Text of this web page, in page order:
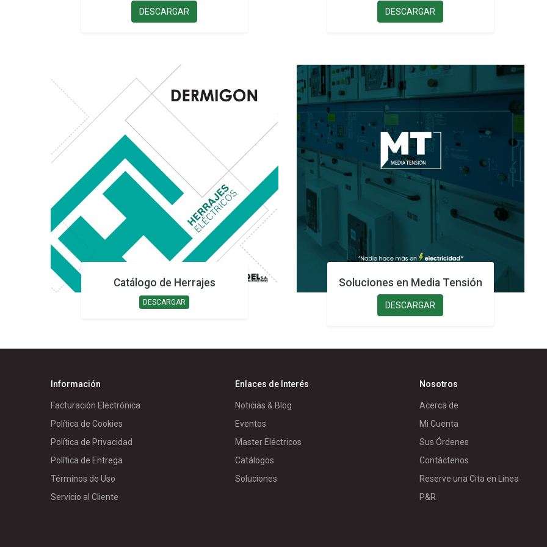
DESCARGAR DESCARGAR
Catálogo de Herrajes
DESCARGAR
Soluciones en Media Tensión
DESCARGAR
Información
Facturación Electrónica
Política de Cookies
Política de Privacidad
Política de Entrega
Términos de Uso
Servicio al Cliente
Enlaces de Interés
Noticias & Blog
Eventos
Master Eléctricos
Catálogos
Soluciones
Nosotros
Acerca de
Mi Cuenta
Sus Órdenes
Contáctenos
Reserve una Cita en Línea
P&R